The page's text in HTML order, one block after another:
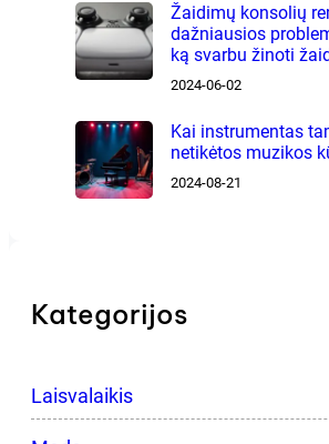
Žaidimų konsolių
dažniausios
ką svarbu žinoti
2024-06-02
Kai instrumentas
netikėtos muzikos
2024-08-21
Kategorijos
Laisvalaikis